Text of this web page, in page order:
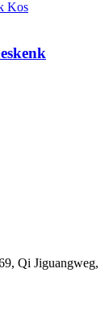
Qi Jiguangweg,